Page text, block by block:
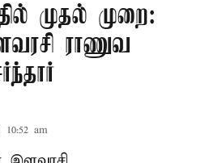
முதல் முறை:
ராணுவ
10:52 am